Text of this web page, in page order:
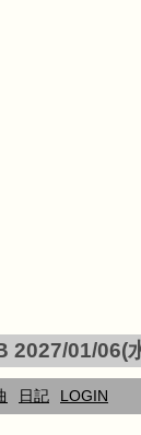
2027/01/06(
日記 LOGIN